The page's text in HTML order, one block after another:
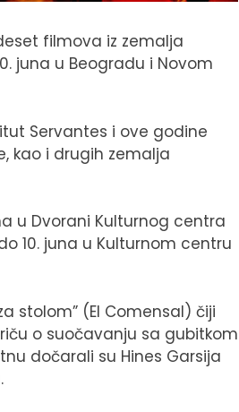
filmova iz zemalja
juna u Beogradu i Novom
Servantes i ove godine
kao i drugih zemalja
u Dvorani Kulturnog centra
10. juna u Kulturnom centru
stolom” (El Comensal) čiji
o suočavanju sa gubitkom
dočarali su Hines Garsija